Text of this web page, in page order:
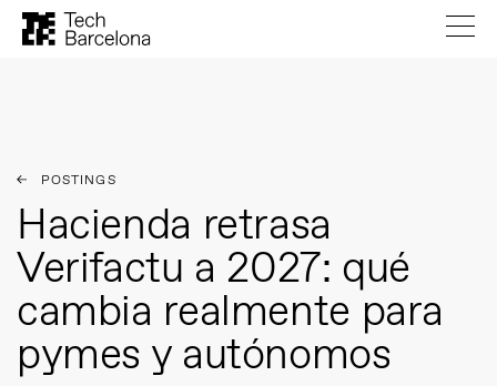
POSTINGS
Hacienda retrasa
Verifactu a 2027: qué
cambia realmente para
pymes y autónomos